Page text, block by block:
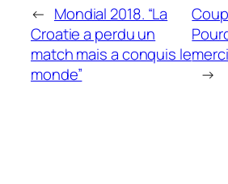
← Mondial 2018. “La
Croatie a perdu un
match mais a conquis le
monde”
→